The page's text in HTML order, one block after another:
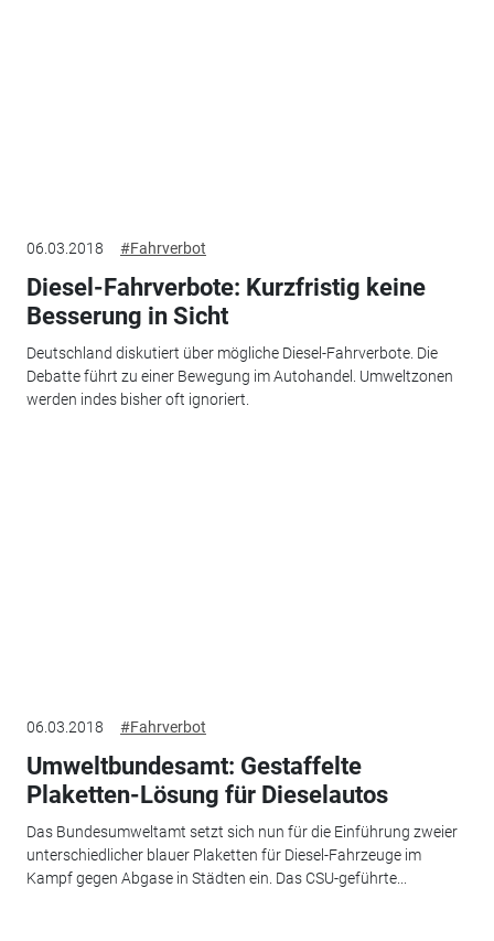
06.03.2018 #Fahrverbot
Diesel-Fahrverbote: Kurzfristig keine
Besserung in Sicht
Deutschland diskutiert über mögliche Diesel-Fahrverbote. Die
Debatte führt zu einer Bewegung im Autohandel. Umweltzonen
werden indes bisher oft ignoriert.
06.03.2018 #Fahrverbot
Umweltbundesamt: Gestaffelte
Plaketten-Lösung für Dieselautos
Das Bundesumweltamt setzt sich nun für die Einführung zweier
unterschiedlicher blauer Plaketten für Diesel-Fahrzeuge im
Kampf gegen Abgase in Städten ein. Das CSU-geführte...